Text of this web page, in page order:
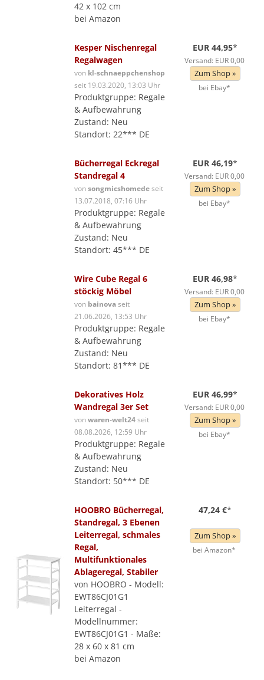
42 x 102 cm
bei Amazon
Kesper Nischenregal
Regalwagen
von kl-schnaeppchenshop
seit 19.03.2020, 13:03 Uhr
Produktgruppe: Regale
& Aufbewahrung
Zustand: Neu
Standort: 22*** DE
EUR 44,95*
Versand: EUR 0,00
Zum Shop »
bei Ebay*
Bücherregal Eckregal
Standregal 4
vonsongmicshomedeseit
13.07.2018, 07:16 Uhr
Produktgruppe: Regale
& Aufbewahrung
Zustand: Neu
Standort: 45*** DE
EUR 46,19*
Versand: EUR 0,00
Zum Shop »
bei Ebay*
Wire Cube Regal 6
stöckig Möbel
von bainovaseit
21.06.2026, 13:53 Uhr
Produktgruppe: Regale
& Aufbewahrung
Zustand: Neu
Standort: 81*** DE
EUR 46,98*
Versand: EUR 0,00
Zum Shop »
bei Ebay*
Dekoratives Holz
Wandregal 3er Set
vonwaren-welt24seit
08.08.2026, 12:59 Uhr
Produktgruppe: Regale
& Aufbewahrung
Zustand: Neu
Standort: 50*** DE
EUR 46,99*
Versand: EUR 0,00
Zum Shop »
bei Ebay*
HOOBRO Bücherregal,
Standregal, 3 Ebenen
Leiterregal, schmales
Regal,
Multifunktionales
Ablageregal, Stabiler
von HOOBRO - Modell:
EWT86CJ01G1
Leiterregal -
Modellnummer:
EWT86CJ01G1 - Maße:
28 x 60 x 81 cm
bei Amazon
47,24 €*
Zum Shop »
bei Amazon*